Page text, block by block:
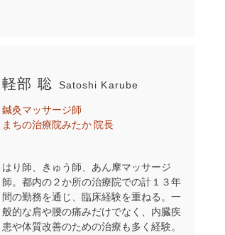
軽部 聡 Satoshi Karube
鍼灸マッサージ師
まちの治療院みたか 院長
はり師、きゅう師、あん摩マッサージ
師。都内の２か所の治療院での計１３年
間の勤務を通じ、臨床経験を重ねる。一
般的な肩や腰の痛みだけでなく、内臓疾
患や体質改善のための治療も多く経験。